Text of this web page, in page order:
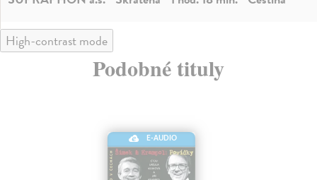
High-contrast mode
Podobné tituly
E-AUDIO